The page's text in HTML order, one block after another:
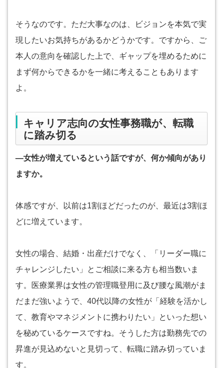
そうなのです。ただ大事なのは、ビジョンを本気で実
現したいお気持ちがあるかどうかです。ですから、ご
本人の意向を確認した上で、ギャップを埋めるために
まず何からできるかを一緒に考えることもあります
よ。
キャリア志向の女性事務職が、転職
に踏み切る
―女性が増えているという話ですが、何か傾向があり
ますか。
体感ですが、以前は1割ほどだったのが、最近は3割ほ
どに増えています。
女性の場合、結婚・出産だけでなく、「リーダー職に
チャレンジしたい」とご相談に来る方も相当数いま
す。医療業界は女性の管理職登用に及び腰な風潮がま
だまだ強いようで、40代以降の女性が「経験を活かし
て、教育やマネジメントに携わりたい」といった想い
を秘めているケースですね。そうした方は勤務先での
昇進が見込めないと見切って、転職に踏み切っていま
す。